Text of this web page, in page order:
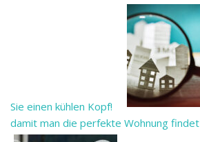
Sie einen kühlen Kopf!
damit man die perfekte Wohnung findet